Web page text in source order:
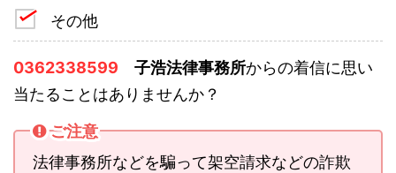
その他
0362338599 子浩法律事務所からの着信に思い
当たることはありませんか？
ご注意
法律事務所などを騙って架空請求などの詐欺